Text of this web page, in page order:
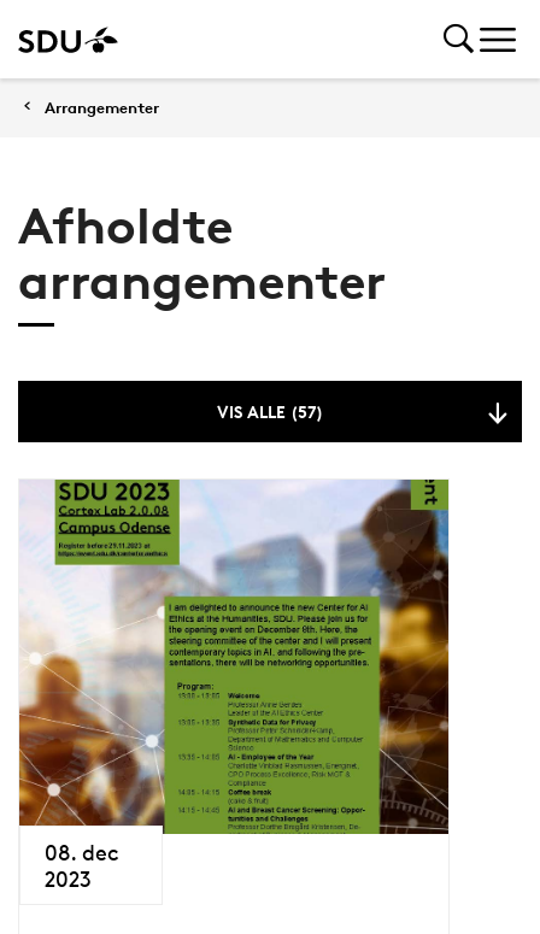
Arrangementer
Afholdte
arrangementer
VIS ALLE (57)
08. dec
2023